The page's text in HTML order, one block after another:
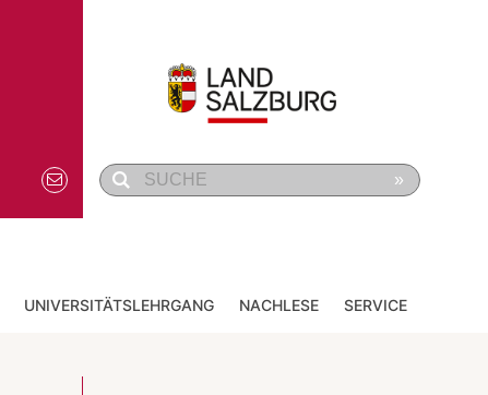
»
UNIVERSITÄTSLEHRGANG NACHLESE SERVICE